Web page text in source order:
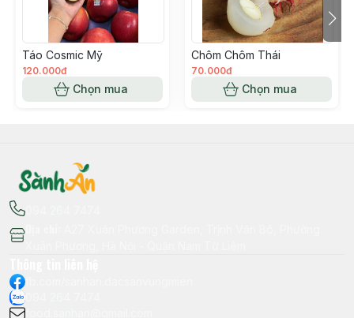
Táo Cosmic Mỹ
120.000đ
Chọn mua
Chôm Chôm Thái
70.000đ
Chọn mua